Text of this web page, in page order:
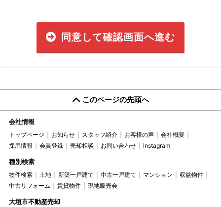
同意して確認画面へ進む
このページの先頭へ
会社情報
トップページ お知らせ スタッフ紹介 お客様の声
会社概要
採用情報
会員登録 売却相談 お問い合わせ Instagram
種別検索
物件検索 土地 新築一戸建て 中古一戸建て マンション
収益物件
中古リフォーム
賃貸物件 現地販売会
大垣市不動産売却